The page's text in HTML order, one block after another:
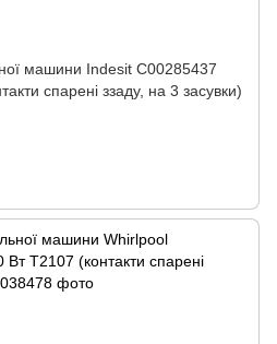
машини Indesit C00285437
спарені ззаду, на 3 засувки)